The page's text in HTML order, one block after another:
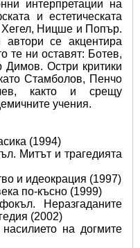
интерпретации на
и естетическата
Хегел, Ницше и Попър.
автори се акцентира
те ни оставят: Ботев,
Остри критики
Стамболов, Пенчо
както и срещу
учения.
(1994)
Митът и трагедията
и идеокрация (1997)
по-късно (1999)
Неразгаданите
(2002)
на догмите